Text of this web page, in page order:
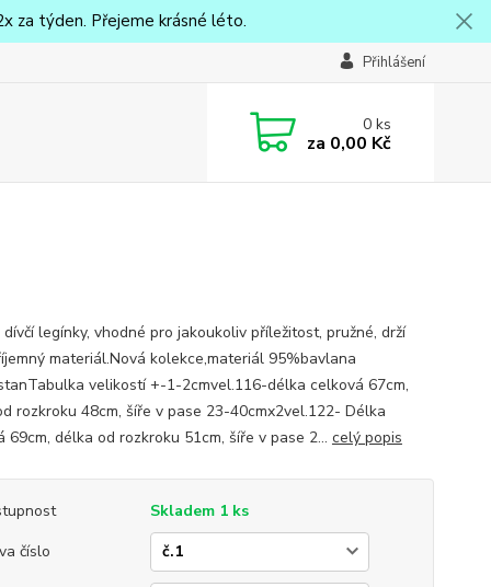
za týden. Přejeme krásné léto.
Přihlášení
0ks
za 0,00 Kč
dívčí legínky, vhodné pro jakoukoliv příležitost, pružné, drží
materiál.Nová kolekce,materiál 95%bavlana
velikostí +-1-2cmvel.116-délka celková 67cm,
rozkroku 48cm, šíře v pase 23-40cmx2vel.122- Délka
69cm, délka od rozkroku 51cm, šíře v pase 2... celý popis
Skladem 1 ks
číslo